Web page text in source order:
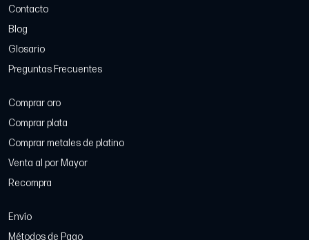
Contacto
Blog
Glosario
Preguntas Frecuentes
Comprar oro
Comprar plata
Comprar metales de platino
Venta al por Mayor
Recompra
Envío
Métodos de Pago